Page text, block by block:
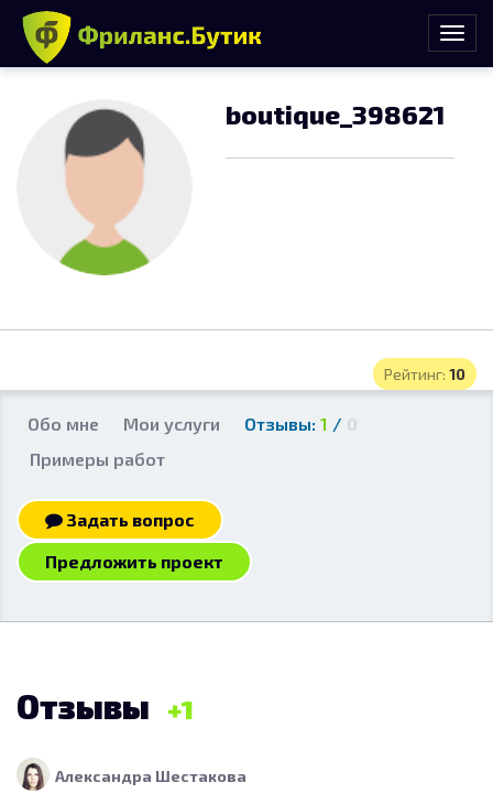
boutique_398621
Рейтинг: 10
Обо мне Мои услуги Отзывы: 1 / 0
Примеры работ
Задать вопрос
Предложить проект
Отзывы 1
Александра Шестакова